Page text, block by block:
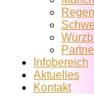
Infobereich
Aktuelles
Kontakt